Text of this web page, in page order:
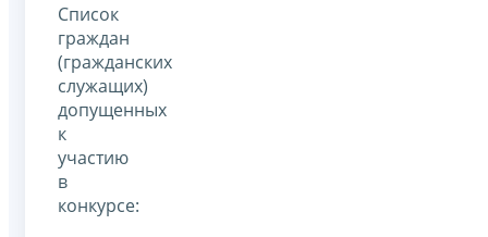
Cписок
граждан
(гражданских
служащих)
допущенных
к
участию
в
конкурсе: